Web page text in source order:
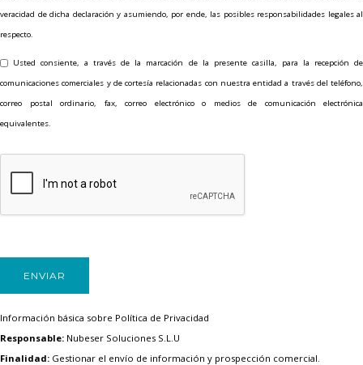
veracidad de dicha declaración y asumiendo, por ende, las posibles responsabilidades legales al
respecto.
Usted consiente, a través de la marcación de la presente casilla, para la recepción de
comunicaciones comerciales y de cortesía relacionadas con nuestra entidad a través del teléfono,
correo postal ordinario, fax, correo electrónico o medios de comunicación electrónica
equivalentes.
Información básica sobre Política de Privacidad
Responsable: Nubeser Soluciones S.L.U
Finalidad: Gestionar el envío de información y prospección comercial.